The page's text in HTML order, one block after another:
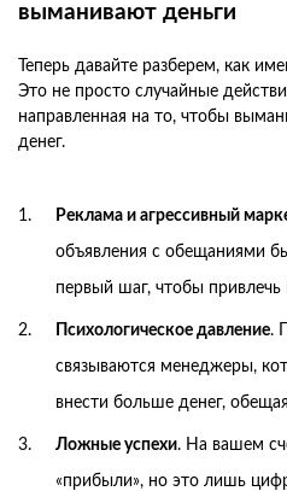
выманивают деньги
Теперь давайте разберем, как
Это не просто случайные
направленная на то, чтобы
денег.
Реклама и агрессивный
объявления с обещаниями
первый шаг, чтобы
Психологическое давление.
связываются менеджеры,
внести больше денег,
Ложные успехи. На вашем
«прибыли», но это лишь